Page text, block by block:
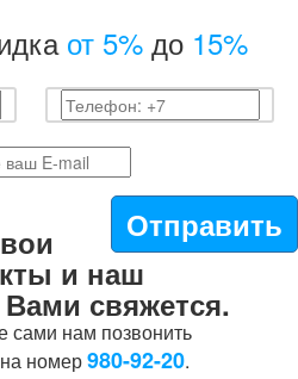
от 5% до 15%
Отправить
и наш
свяжется.
нам позвонить
номер980-92-20.